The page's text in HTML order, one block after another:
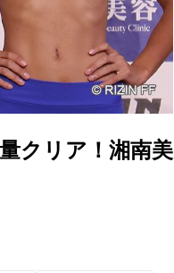
クリア！湘南美